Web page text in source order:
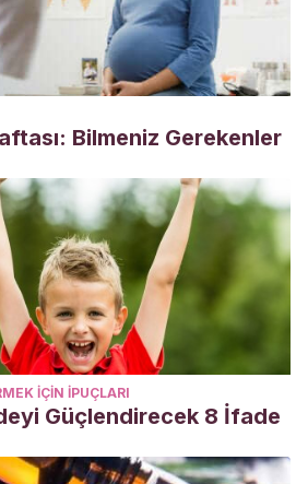
Bilmeniz Gerekenler
IÇIN IPUÇLARI
Güçlendirecek 8 İfade